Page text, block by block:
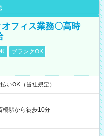
フィス業務〇高時
ブランクOK
いOK（当社規定）
橋駅から徒歩10分